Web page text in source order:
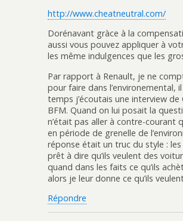
http://www.cheatneutral.com/
Dorénavant gràce à la
aussi vous pouvez appliquer à
les même indulgences que les
Par rapport à Renault, je ne
pour faire dans l’environemental,
temps j’écoutais une interview de
BFM. Quand on lui posait la
n’était pas aller à contre-courant
en période de grenelle de
réponse était un truc du style :
prêt à dire qu’ils veulent des
quand dans les faits ce qu’ils
alors je leur donne ce qu’ils
Répondre